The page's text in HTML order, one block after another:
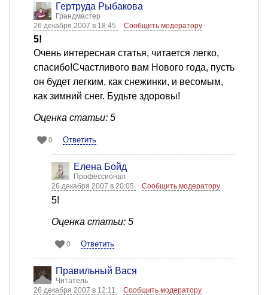
Гертруда Рыбакова
Грандмастер
26 декабря 2007 в 18:45
Сообщить модератору
5!
Очень интересная статья, читается легко,
спасибо!Счастливого вам Нового года, пусть
он будет легким, как снежинки, и весомым,
как зимний снег. Будьте здоровы!
Оценка статьи: 5
0 Ответить
Елена Бойд
Профессионал
26 декабря 2007 в 20:05
Сообщить модератору
5!
Оценка статьи: 5
0 Ответить
Правильный Вася
Читатель
26 декабря 2007 в 12:11
Сообщить модератору